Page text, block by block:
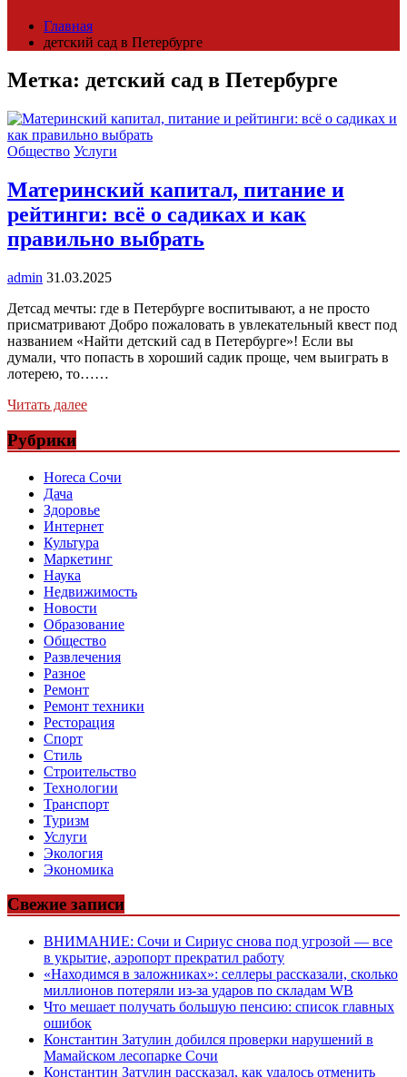
Главная
детский сад в Петербурге
Метка: детский сад в Петербурге
Общество Услуги
Материнский капитал, питание и
рейтинги: всё о садиках и как
правильно выбрать
admin 31.03.2025
Детсад мечты: где в Петербурге воспитывают, а не просто
присматривают Добро пожаловать в увлекательный квест под
названием «Найти детский сад в Петербурге»! Если вы
думали, что попасть в хороший садик проще, чем выиграть в
лотерею, то……
Читать далее
Рубрики
Horeca Сочи
Дача
Здоровье
Интернет
Культура
Маркетинг
Наука
Недвижимость
Новости
Образование
Общество
Развлечения
Разное
Ремонт
Ремонт техники
Ресторация
Спорт
Стиль
Строительство
Технологии
Транспорт
Туризм
Услуги
Экология
Экономика
Свежие записи
ВНИМАНИЕ: Сочи и Сириус снова под угрозой — все
в укрытие, аэропорт прекратил работу
«Находимся в заложниках»: селлеры рассказали, сколько
миллионов потеряли из-за ударов по складам WB
Что мешает получать большую пенсию: список главных
ошибок
Константин Затулин добился проверки нарушений в
Мамайском лесопарке Сочи
Константин Затулин рассказал, как удалось отменить